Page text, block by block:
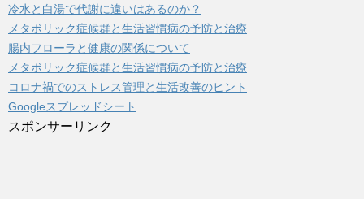
冷水と白湯で代謝に違いはあるのか？
メタボリック症候群と生活習慣病の予防と治療
腸内フローラと健康の関係について
メタボリック症候群と生活習慣病の予防と治療
コロナ禍でのストレス管理と生活改善のヒント
Googleスプレッドシート
スポンサーリンク